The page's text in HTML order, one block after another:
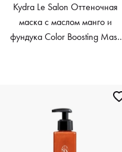
Kydra Le Salon Оттеночная
маска с маслом манго и
фундука Color Boosting Mask